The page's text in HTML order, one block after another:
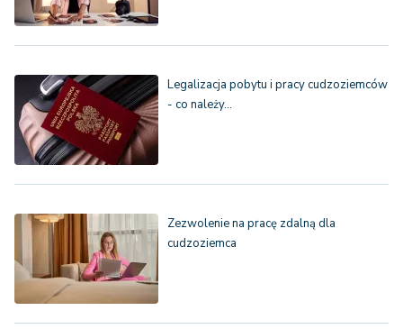
Legalizacja pobytu i pracy cudzoziemców
- co należy…
Zezwolenie na pracę zdalną dla
cudzoziemca